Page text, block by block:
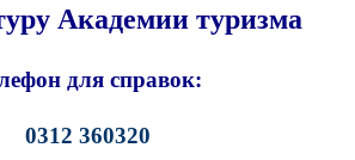
Академии туризма
для справок:
0312 360320